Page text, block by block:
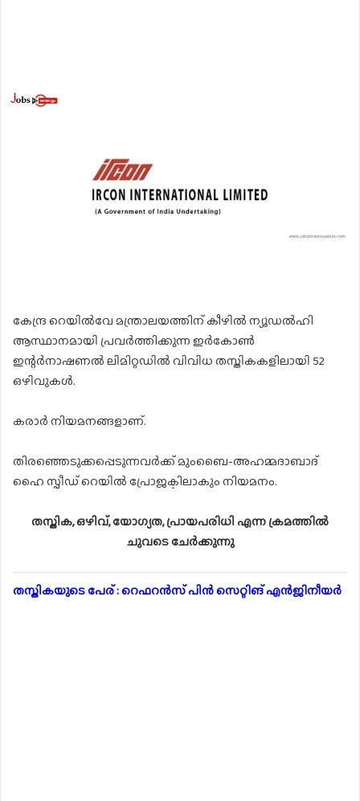
കേന്ദ്ര റെയിൽവേ മന്ത്രാലയത്തിന് കീഴിൽ ന്യൂഡൽഹി
ആസ്ഥാനമായി പ്രവർത്തിക്കുന്ന ഇർകോൺ
ഇന്റർനാഷണൽ ലിമിറ്റഡിൽ വിവിധ തസ്തികകളിലായി 52
ഒഴിവുകൾ.
കരാർ നിയമനങ്ങളാണ്.
തിരഞ്ഞെടുക്കപ്പെടുന്നവർക്ക് മുംബൈ-അഹമ്മദാബാദ്
ഹൈ സ്പീഡ് റെയിൽ പ്രോജക്ടിലാകും നിയമനം.
തസ്തിക, ഒഴിവ്, യോഗ്യത, പ്രായപരിധി എന്ന ക്രമത്തിൽ
ചുവടെ ചേർക്കുന്നു
തസ്തികയുടെ പേര് : റെഫറൻസ് പിൻ സെറ്റിങ് എൻജിനീയർ